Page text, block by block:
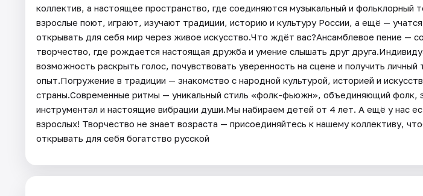
коллектив, а настоящее пространство, где соединяются музыкальный и фольклорный
взрослые поют, играют, изучают традиции, историю и культуру России, а ещё —
открывать для себя мир через живое искусство.Что ждёт вас?Ансамблевое пение —
творчество, где рождается настоящая дружба и умение слышать друг
возможность раскрыть голос, почувствовать уверенность на сцене и получить личный
опыт.Погружение в традиции — знакомство с народной культурой, историей и
страны.Современные ритмы — уникальный стиль «фолк-фьюжн», объединяющий фолк,
инструментал и настоящие вибрации души.Мы набираем детей от 4 лет. А ещё у нас
взрослых! Творчество не знает возраста — присоединяйтесь к нашему коллективу,
открывать для себя богатство русской